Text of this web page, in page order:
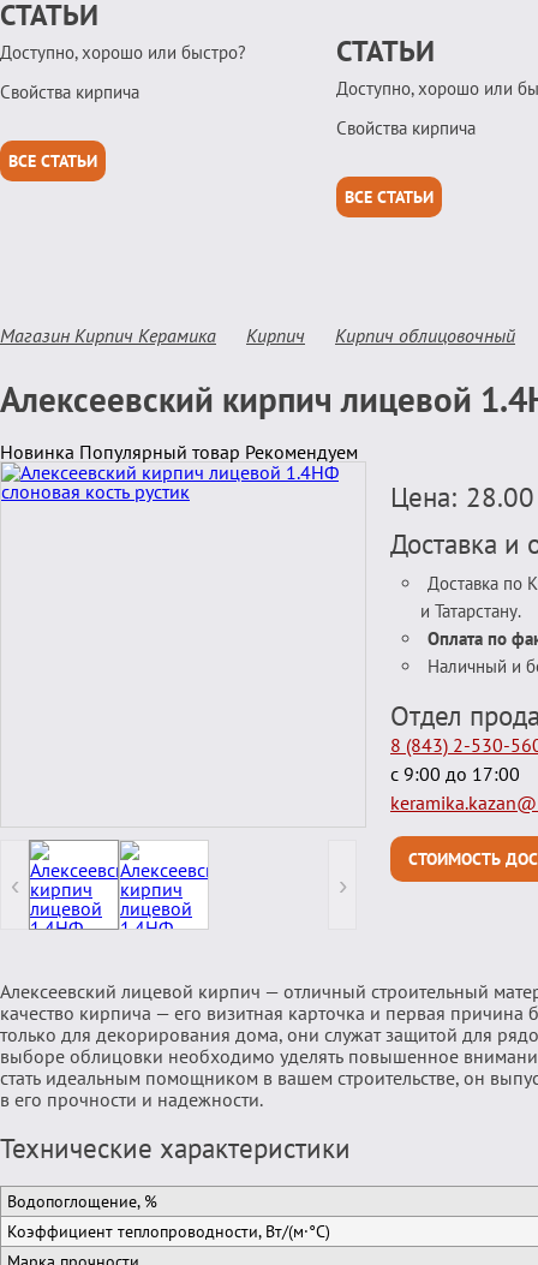
СТАТЬИ
Доступно, хорошо или быстро?
Свойства кирпича
ВСЕ СТАТЬИ
СТАТЬИ
Доступно, хорошо или
Свойства кирпича
ВСЕ СТАТЬИ
Магазин Кирпич Керамика Кирпич Кирпич облицовочный
Алексеевский кирпич лицевой
Новинка Популярный товар Рекомендуем
‹ ›
Цена:
Доставка и
Доставка по
и Татарстану.
Оплата по
Наличный и
Отдел
8 (843) 2-530-
с 9:00 до 17:00
СТОИМОСТЬ
Алексеевский лицевой кирпич — отличный строительный
качество кирпича — его визитная карточка и первая
только для декорирования дома, они служат защитой для
выборе облицовки необходимо уделять повышенное
стать идеальным помощником в вашем строительстве, он
в его прочности и надежности.
Технические характеристики
Водопоглощение, %
Коэффициент теплопроводности, Вт/(м·°C)